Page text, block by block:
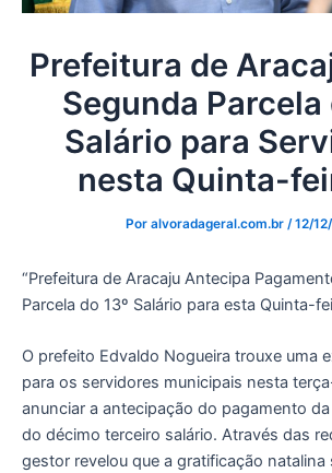
Prefeitura de
Segunda Parcela
Salário para
nesta Quinta-
Por alvoradageral.com.br /12/
“Prefeitura de Aracaju Antecipa
Parcela do 13º Salário para esta Quinta-
O prefeito Edvaldo Nogueira trouxe uma
para os servidores municipais nesta
anunciar a antecipação do pagamento
do décimo terceiro salário. Através das
gestor revelou que a gratificação natalina